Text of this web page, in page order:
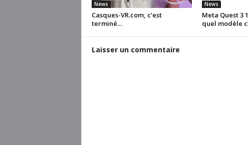
News
Casques-VR.com, c’est
terminé…
News
Meta Quest 3
quel modèle
Laisser un commentaire